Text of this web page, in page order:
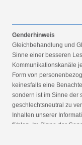
Genderhinweis
Gleichbehandlung und
Sinne einer besseren
Kommunikationskanäle
Form von
keinesfalls eine
sondern ist im Sinne der
geschlechtsneutral zu
Inhalten unserer
fühlen. Im Sinne der